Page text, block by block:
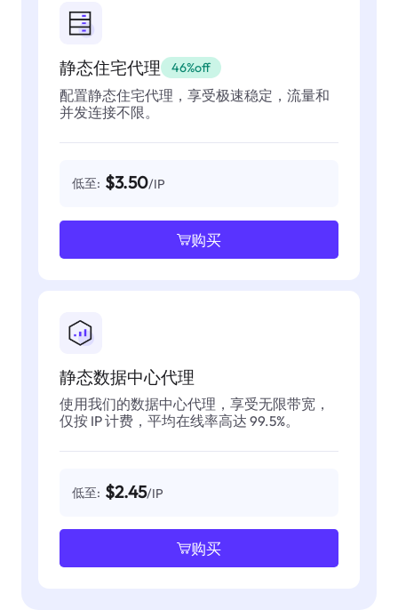
静态住宅代理 46%off
配置静态住宅代理，享受极速稳定，流量和
并发连接不限。
低至: $3.50/IP
购买
静态数据中心代理
使用我们的数据中心代理，享受无限带宽，
仅按 IP 计费，平均在线率高达 99.5%。
低至: $2.45/IP
购买